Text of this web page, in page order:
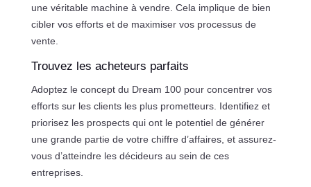
une véritable machine à vendre. Cela implique de bien
cibler vos efforts et de maximiser vos processus de
vente.
Trouvez les acheteurs parfaits
Adoptez le concept du Dream 100 pour concentrer vos
efforts sur les clients les plus prometteurs. Identifiez et
priorisez les prospects qui ont le potentiel de générer
une grande partie de votre chiffre d’affaires, et assurez-
vous d’atteindre les décideurs au sein de ces
entreprises.